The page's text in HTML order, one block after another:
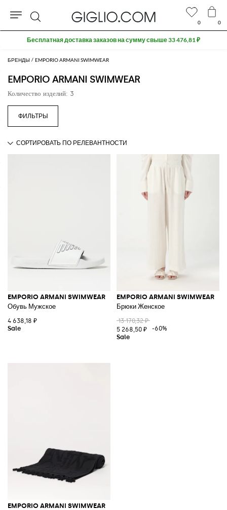
БРЕНДЫ EMPORIO ARMANI SWIMWEAR
EMPORIO ARMANI SWIMWEAR
Количество изделий: 3
EMPORIO ARMANI SWIMWEAR
Обувь Мужское
4 638,18 ₽
EMPORIO ARMANI SWIMWEAR
Брюки Женское
13 170,32 ₽
5 268,50 ₽
-60%
EMPORIO ARMANI SWIMWEAR
0 0
Поиск
Бесплатная доставка заказов на сумму свыше 33 476,81 ₽